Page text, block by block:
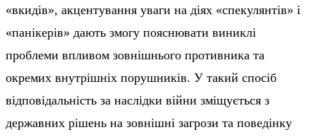
«вкидів», акцентування уваги на діях «спекулянтів» і
«панікерів» дають змогу пояснювати виниклі
проблеми впливом зовнішнього противника та
окремих внутрішніх порушників. У такий спосіб
відповідальність за наслідки війни зміщується з
державних рішень на зовнішні загрози та поведінку